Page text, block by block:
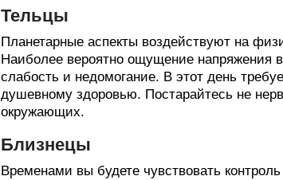
Тельцы
Планетарные аспекты воздействуют на
Наиболее вероятно ощущение напряжения
слабость и недомогание. В этот день
душевному здоровью. Постарайтесь не
окружающих.
Близнецы
Временами вы будете чувствовать